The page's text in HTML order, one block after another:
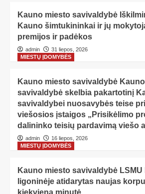
Kauno miesto savivaldybė
Kauno šimtukininkai ir jų
premijos ir padėkos
admin
31 liepos, 2026
MIESTŲ ĮDOMYBĖS
Kauno miesto savivaldybė
savivaldybė skelbia pakartotinį
savivaldybei nuosavybės teise
viešosios įstaigos „Prisikėlimo
dalininko teisių pardavimą viešo
admin
16 liepos, 2026
MIESTŲ ĮDOMYBĖS
Kauno miesto savivaldybė LSMU
ligoninėje atidarytas naujas